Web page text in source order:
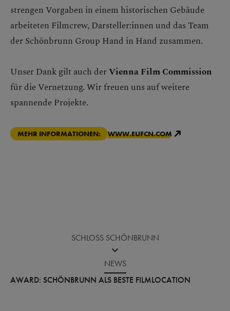
strengen Vorgaben in einem historischen Gebäude
arbeiteten Filmcrew, Darsteller:innen und das Team
der Schönbrunn Group Hand in Hand zusammen.
Unser Dank gilt auch derVienna Film Commission
für die Vernetzung. Wir freuen uns auf weitere
spannende Projekte.
MEHR INFORMATIONEN: WWW.EUFCN.COM
SCHLOSS SCHÖNBRUNN
NEWS
AWARD: SCHÖNBRUNN ALS BESTE FILMLOCATION